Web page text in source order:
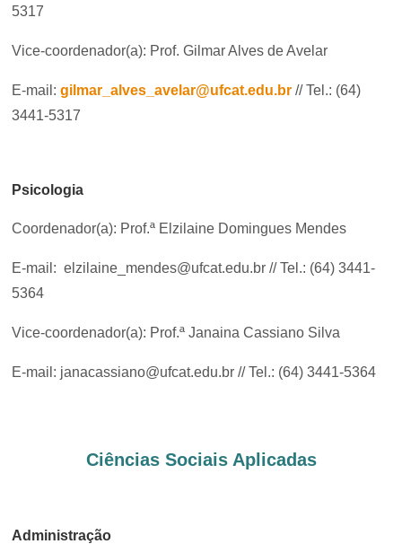
5317
Vice-coordenador(a): Prof. Gilmar Alves de Avelar
E-mail: gilmar_alves_avelar@ufcat.edu.br // Tel.: (64)
3441-5317
Psicologia
Coordenador(a): Prof.ª Elzilaine Domingues Mendes
E-mail: elzilaine_mendes@ufcat.edu.br // Tel.: (64) 3441-
5364
Vice-coordenador(a): Prof.ª Janaina Cassiano Silva
E-mail: janacassiano@ufcat.edu.br // Tel.: (64) 3441-5364
Ciências Sociais Aplicadas
Administração